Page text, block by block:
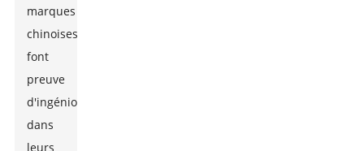
marques
chinoises
font
preuve
d'ingéniosité
dans
leurs